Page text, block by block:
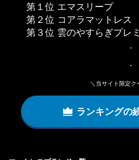
第１位 エマスリープ
第２位 コアラマットレス
第３位 雲のやすらぎプレ
・
・
＼当サイト限定ク
ランキングの